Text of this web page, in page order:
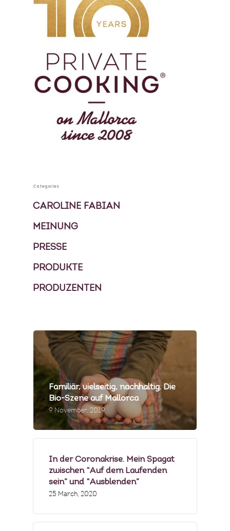
Categories
CAROLINE FABIAN
MEINUNG
PRESSE
PRODUKTE
PRODUZENTEN
Familiär, vielseitig, nachhaltig. Die
Bio-Szene auf Mallorca
9 November, 2019
In der Coronakrise. Mein Spagat
zwischen “Auf dem Laufenden
sein” und “Ausblenden”
25 March, 2020
Private Cooking
Mallorca
PRESSE & MEDIEN
PRODUZENTEN
MENÜBEISPIELE
FOTOGALERIE
NEWSLETTER
FAQS